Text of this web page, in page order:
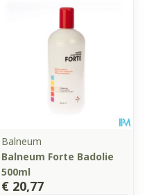
Balneum
Balneum Forte Badolie
500ml
€ 20,77